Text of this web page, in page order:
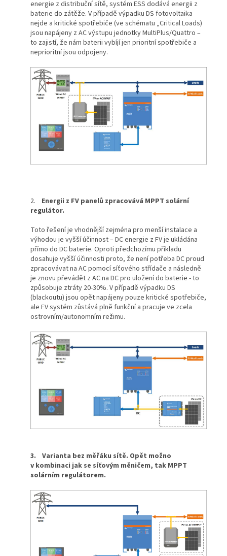
energie z distribuční sítě, systém ESS dodává energii z
baterie do zátěže. V případě výpadku DS fotovoltaika
nejde a kritické spotřebiče (ve schématu „Critical Loads)
jsou napájeny z AC výstupu jednotky MultiPlus/Quattro –
to zajistí, že nám baterii vybíjí jen prioritní spotřebiče a
neprioritní jsou odpojeny.
2. Energii z FV panelů zpracovává MPPT solární
regulátor.
Toto řešení je vhodnější zejména pro menší instalace a
výhodou je vyšší účinnost – DC energie z FV je ukládána
přímo do DC baterie. Oproti předchozímu příkladu
dosahuje vyšší účinnosti proto, že není potřeba DC proud
zpracovávat na AC pomocí síťového střídače a následně
je znovu převádět z AC na DC pro uložení do baterie - to
způsobuje ztráty 20-30%. V případě výpadku DS
(blackoutu) jsou opět napájeny pouze kritické spotřebiče,
ale FV systém zůstává plně funkční a pracuje ve zcela
ostrovním/autonomním režimu.
3. Varianta bez měřáku sítě. Opět možno
v kombinaci jak se síťovým měničem, tak MPPT
solárním regulátorem.